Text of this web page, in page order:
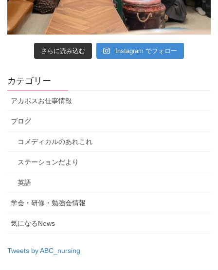
さらに読み込む Instagram でフォロー
カテゴリー
アカポスお仕事情報
ブログ
コメディカルのあれこれ
ステーションだより
英語
学会・研修・勉強会情報
気になるNews
Tweets by ABC_nursing